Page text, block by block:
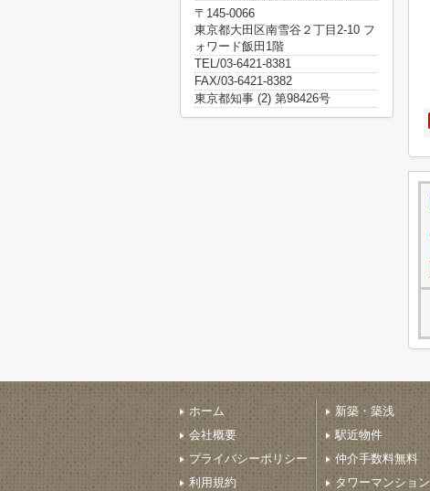
〒145-0066
東京都大田区南雪谷２丁目2-10 フ
ォワード飯田1階
TEL/03-6421-8381
FAX/03-6421-8382
東京都知事 (2) 第98426号
ホーム
会社概要
プライバシーポリシー
利用規約
新築・築浅
駅近物件
仲介手数料無料
タワーマンション